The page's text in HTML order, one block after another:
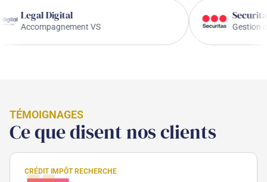
Legal Digital
Accompagnement VS
TÉMOIGNAGES
Ce que disent nos clients
CRÉDIT IMPÔT RECHERCHE